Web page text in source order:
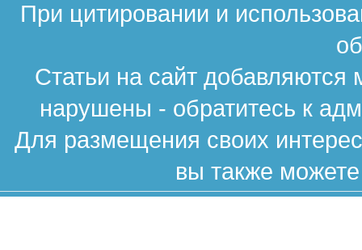
При цитировании и
Статьи на сайт
нарушены - обратитесь к
Для размещения своих
вы также